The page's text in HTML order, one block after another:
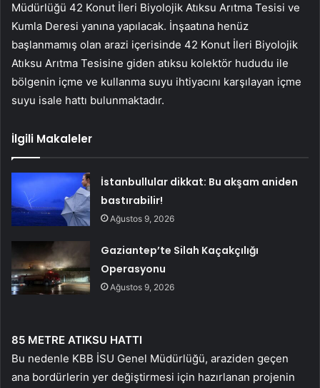
Müdürlüğü 42 Konut İleri Biyolojik Atıksu Arıtma Tesisi ve
Kumla Deresi yanına yapılacak. İnşaatına henüz
başlanmamış olan arazi içerisinde 42 Konut İleri Biyolojik
Atıksu Arıtma Tesisine giden atıksu kolektör hududu ile
bölgenin içme ve kullanma suyu ihtiyacını karşılayan içme
suyu isale hattı bulunmaktadır.
İlgili Makaleler
İstanbullular dikkat: Bu akşam aniden
bastırabilir!
Ağustos 9, 2026
Gaziantep’te Silah Kaçakçılığı
Operasyonu
Ağustos 9, 2026
85 METRE ATIKSU HATTI
Bu nedenle KBB İSU Genel Müdürlüğü, araziden geçen
ana bordürlerin yer değiştirmesi için hazırlanan projenin